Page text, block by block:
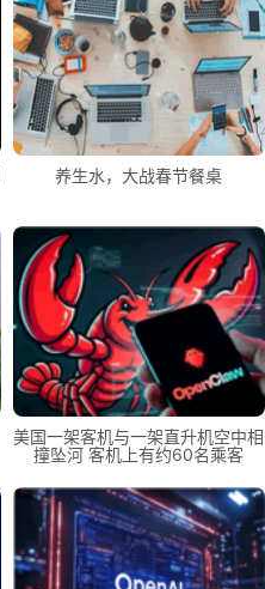
养生水，大战春节餐桌
美国一架客机与一架直升机空中相
撞坠河 客机上有约60名乘客